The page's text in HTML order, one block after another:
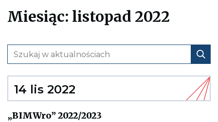
Miesiąc: listopad 2022
14 lis 2022
„BIMWro” 2022/2023